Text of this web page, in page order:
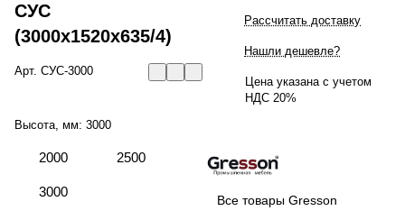
СУС
(3000x1520x635/4)
Арт. СУС-3000
Высота, мм: 3000
2000 2500
3000
Рассчитать доставку
Нашли дешевле?
Цена указана с учетом
НДС 20%
Все товары Gresson